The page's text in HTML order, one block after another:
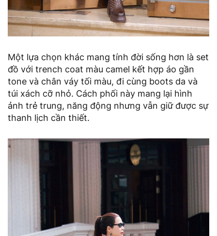
Một lựa chọn khác mang tính đời sống hơn là set
đồ với trench coat màu camel kết hợp áo gần
tone và chân váy tối màu, đi cùng boots da và
túi xách cỡ nhỏ. Cách phối này mang lại hình
ảnh trẻ trung, năng động nhưng vẫn giữ được sự
thanh lịch cần thiết.